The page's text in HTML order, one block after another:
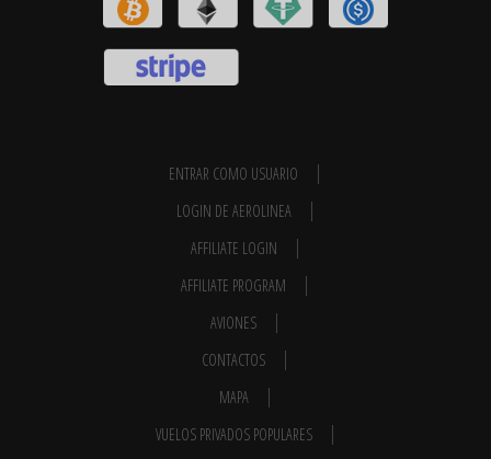
ENTRAR COMO USUARIO
LOGIN DE AEROLINEA
AFFILIATE LOGIN
AFFILIATE PROGRAM
AVIONES
CONTACTOS
MAPA
VUELOS PRIVADOS POPULARES